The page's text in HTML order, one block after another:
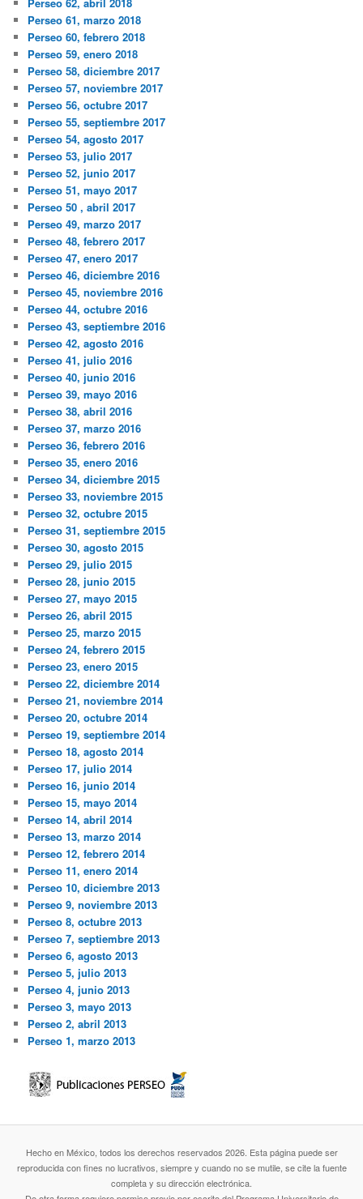
Perseo 61, marzo 2018
Perseo 60, febrero 2018
Perseo 59, enero 2018
Perseo 58, diciembre 2017
Perseo 57, noviembre 2017
Perseo 56, octubre 2017
Perseo 55, septiembre 2017
Perseo 54, agosto 2017
Perseo 53, julio 2017
Perseo 52, junio 2017
Perseo 51, mayo 2017
Perseo 50 , abril 2017
Perseo 49, marzo 2017
Perseo 48, febrero 2017
Perseo 47, enero 2017
Perseo 46, diciembre 2016
Perseo 45, noviembre 2016
Perseo 44, octubre 2016
Perseo 43, septiembre 2016
Perseo 42, agosto 2016
Perseo 41, julio 2016
Perseo 40, junio 2016
Perseo 39, mayo 2016
Perseo 38, abril 2016
Perseo 37, marzo 2016
Perseo 36, febrero 2016
Perseo 35, enero 2016
Perseo 34, diciembre 2015
Perseo 33, noviembre 2015
Perseo 32, octubre 2015
Perseo 31, septiembre 2015
Perseo 30, agosto 2015
Perseo 29, julio 2015
Perseo 28, junio 2015
Perseo 27, mayo 2015
Perseo 26, abril 2015
Perseo 25, marzo 2015
Perseo 24, febrero 2015
Perseo 23, enero 2015
Perseo 22, diciembre 2014
Perseo 21, noviembre 2014
Perseo 20, octubre 2014
Perseo 19, septiembre 2014
Perseo 18, agosto 2014
Perseo 17, julio 2014
Perseo 16, junio 2014
Perseo 15, mayo 2014
Perseo 14, abril 2014
Perseo 13, marzo 2014
Perseo 12, febrero 2014
Perseo 11, enero 2014
Perseo 10, diciembre 2013
Perseo 9, noviembre 2013
Perseo 8, octubre 2013
Perseo 7, septiembre 2013
Perseo 6, agosto 2013
Perseo 5, julio 2013
Perseo 4, junio 2013
Perseo 3, mayo 2013
Perseo 2, abril 2013
Perseo 1, marzo 2013
Hecho en México, todos los derechos reservados 2026. Esta página puede ser
reproducida con fines no lucrativos, siempre y cuando no se mutile, se cite la fuente
completa y su dirección electrónica.